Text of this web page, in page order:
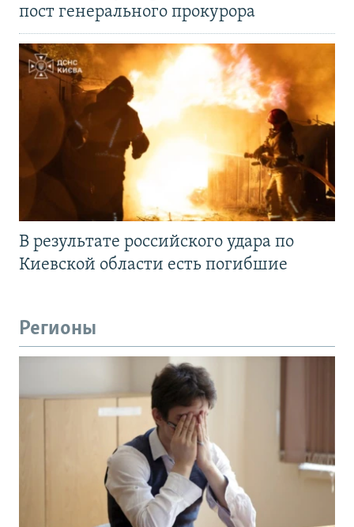
пост генерального прокурора
В результате российского удара по
Киевской области есть погибшие
Регионы